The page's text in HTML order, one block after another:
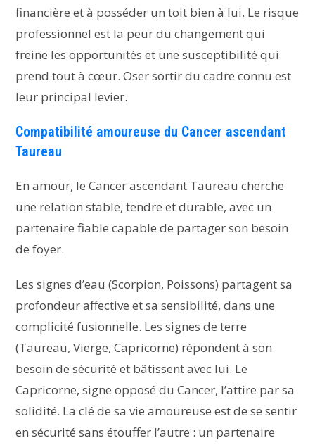
financière et à posséder un toit bien à lui. Le risque
professionnel est la peur du changement qui
freine les opportunités et une susceptibilité qui
prend tout à cœur. Oser sortir du cadre connu est
leur principal levier.
Compatibilité amoureuse du Cancer ascendant
Taureau
En amour, le Cancer ascendant Taureau cherche
une relation stable, tendre et durable, avec un
partenaire fiable capable de partager son besoin
de foyer.
Les signes d’eau (Scorpion, Poissons) partagent sa
profondeur affective et sa sensibilité, dans une
complicité fusionnelle. Les signes de terre
(Taureau, Vierge, Capricorne) répondent à son
besoin de sécurité et bâtissent avec lui. Le
Capricorne, signe opposé du Cancer, l’attire par sa
solidité. La clé de sa vie amoureuse est de se sentir
en sécurité sans étouffer l’autre : un partenaire